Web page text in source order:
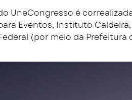
UneCongresso é
Eventos, Instituto
(por meio da Prefeitura